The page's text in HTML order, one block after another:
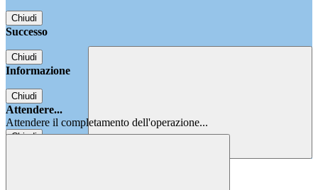
Chiudi
Successo
Chiudi
Informazione
Chiudi
Attendere...
Attendere il completamento dell'operazione...
Chiudi